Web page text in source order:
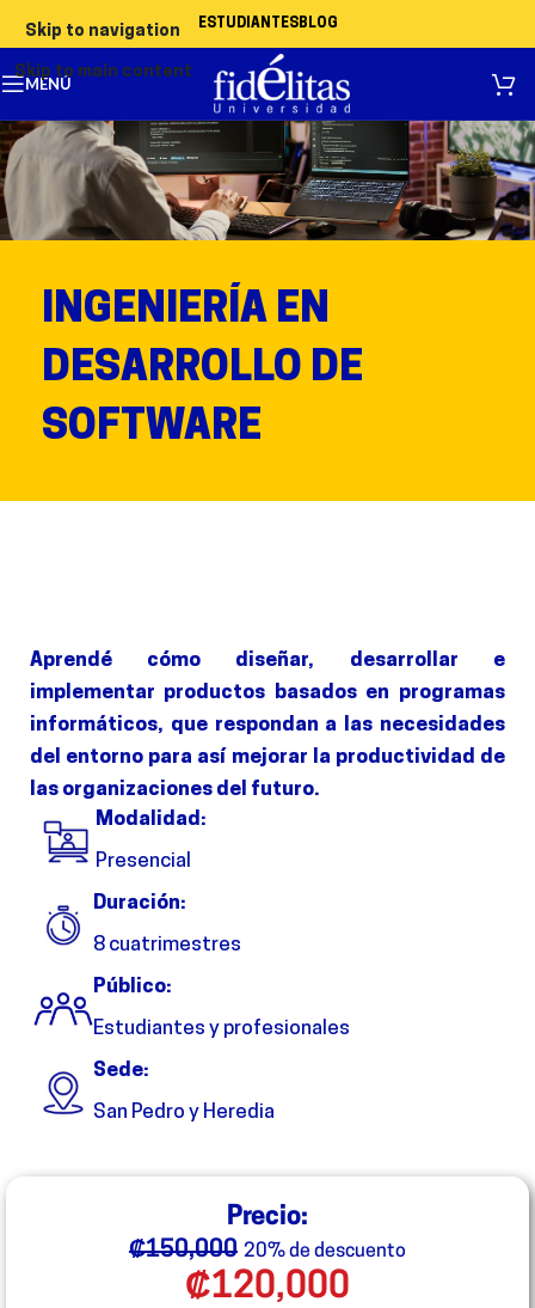
Skip to navigation
Skip to main content
ESTUDIANTESBLOG
MENÚ
INGENIERÍA EN
DESARROLLO DE
SOFTWARE
Aprendé cómo diseñar, desarrollar e
implementar productos basados en programas
informáticos, que respondan a las necesidades
del entorno para así mejorar la productividad de
las organizaciones del futuro.
Modalidad:
Presencial
Duración:
8 cuatrimestres
Público:
Estudiantes y profesionales
Sede:
San Pedro y Heredia
Precio:
₡150,000 20% de descuento
₡120,000